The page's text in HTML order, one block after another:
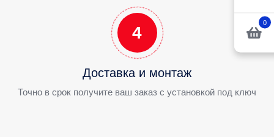
0
4
Доставка и монтаж
Точно в срок получите ваш заказ с установкой под ключ